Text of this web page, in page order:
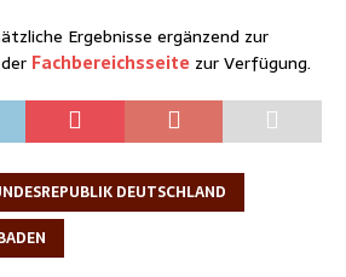
Ergebnisse ergänzend zur
Fachbereichsseite zur Verfügung.
DEUTSCHLAND